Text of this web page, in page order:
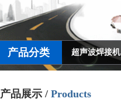
产品分类 超声波焊接机
产品展示 / Products